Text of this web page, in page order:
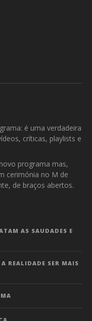
é uma verdadeira
críticas, playlists e
programa mas,
cerimónia no M de
de braços abertos.
AS SAUDADES E
REALIDADE SER MAIS